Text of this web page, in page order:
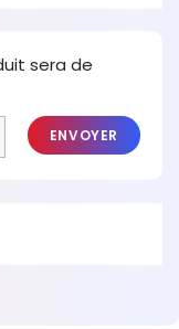
sera de
ENVOYER